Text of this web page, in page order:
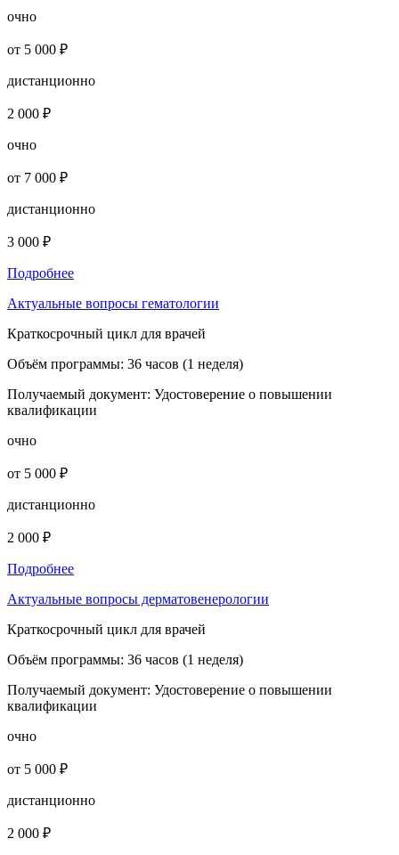
очно
от 5 000 ₽
дистанционно
2 000 ₽
очно
от 7 000 ₽
дистанционно
3 000 ₽
Подробнее
Актуальные вопросы гематологии
Краткосрочный цикл для врачей
Объём программы: 36 часов (1 неделя)
Получаемый документ: Удостоверение о повышении
квалификации
очно
от 5 000 ₽
дистанционно
2 000 ₽
Подробнее
Актуальные вопросы дерматовенерологии
Краткосрочный цикл для врачей
Объём программы: 36 часов (1 неделя)
Получаемый документ: Удостоверение о повышении
квалификации
очно
от 5 000 ₽
дистанционно
2 000 ₽